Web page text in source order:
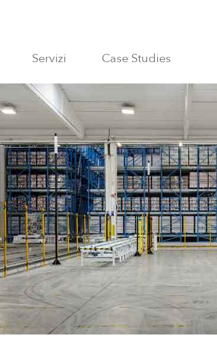
Servizi Case Studies